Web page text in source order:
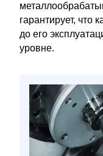
гарантирует, что
до его
уровне.